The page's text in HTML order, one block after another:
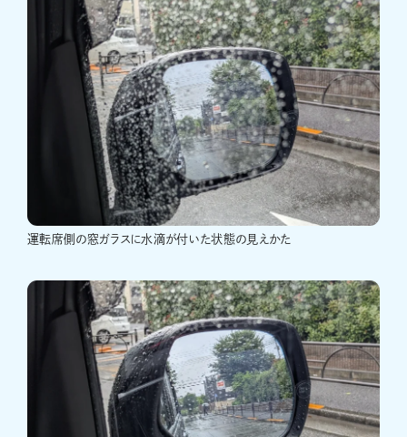
運転席側の窓ガラスに水滴が付いた状態の見えかた